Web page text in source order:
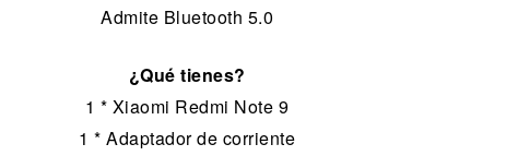
Admite Bluetooth 5.0
¿Qué tienes?
1 * Xiaomi Redmi Note 9
1 * Adaptador de corriente